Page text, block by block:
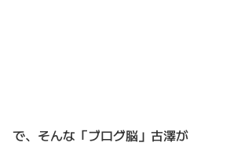
で、そんな「ブログ脳」古澤が